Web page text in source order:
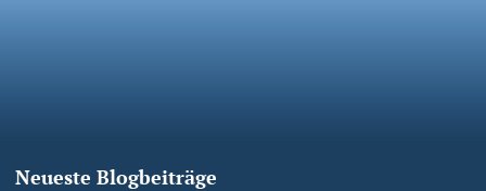
Neueste Blogbeiträge